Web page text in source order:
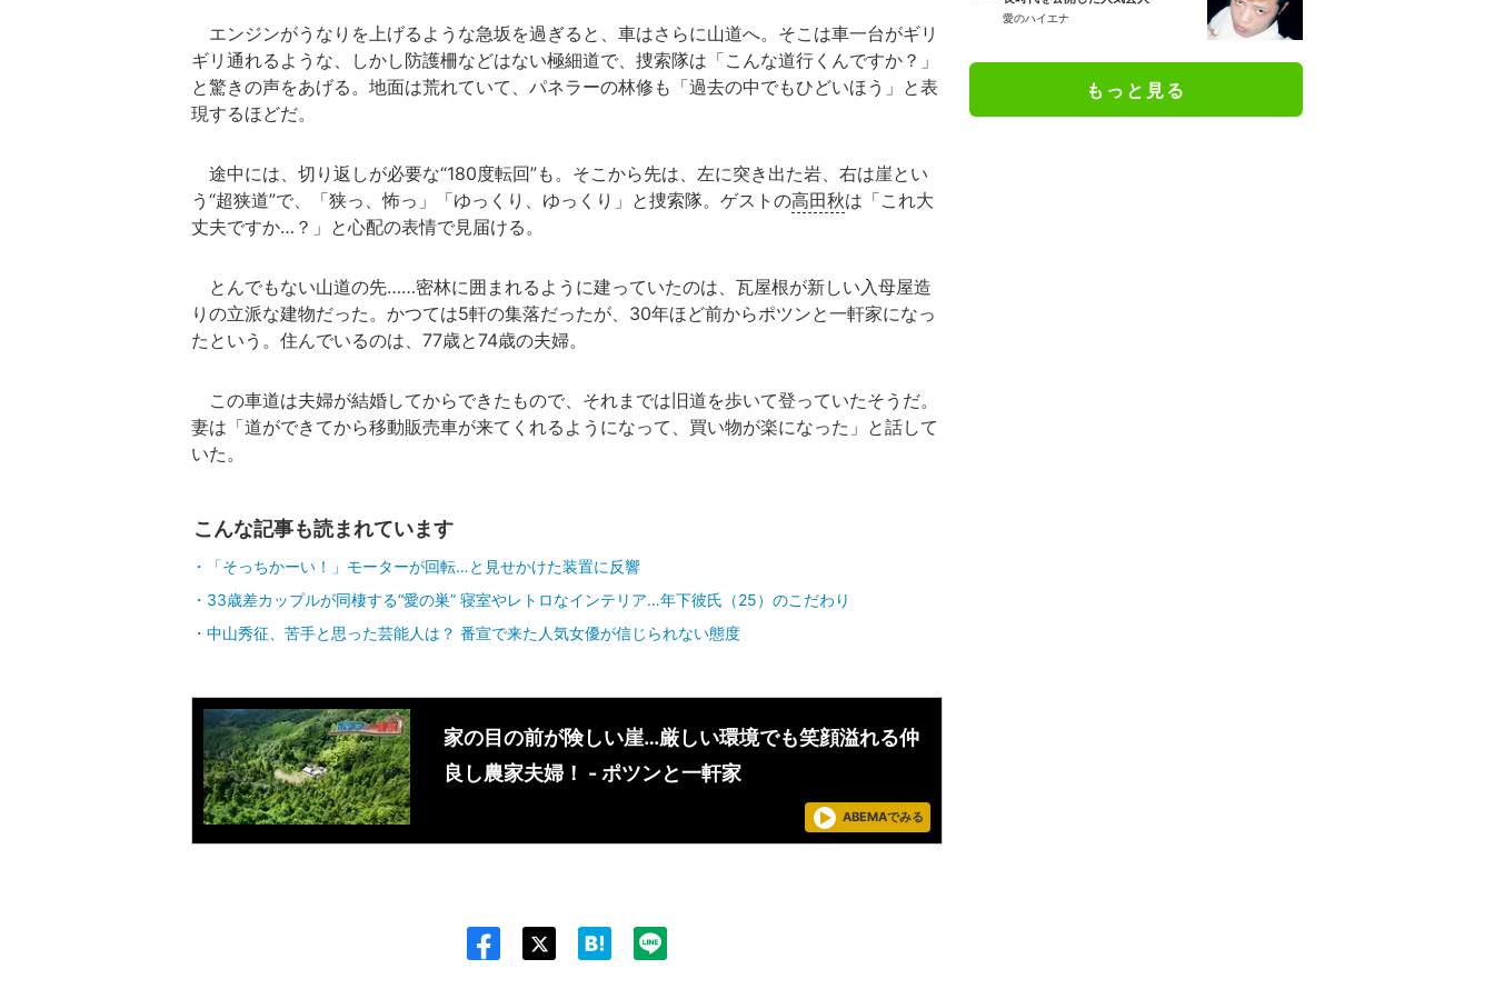
エンジンがうなりを上げるような急坂を過ぎると、車はさらに山道へ。そこは車一台がギリ
ギリ通れるような、しかし防護柵などはない極細道で、捜索隊は「こんな道行くんですか？」
と驚きの声をあげる。地面は荒れていて、パネラーの林修も「過去の中でもひどいほう」と表
現するほどだ。
途中には、切り返しが必要な“180度転回”も。そこから先は、左に突き出た岩、右は崖とい
う“超狭道”で、「狭っ、怖っ」「ゆっくり、ゆっくり」と捜索隊。ゲストの高田秋は「これ大
丈夫ですか…？」と心配の表情で見届ける。
とんでもない山道の先……密林に囲まれるように建っていたのは、瓦屋根が新しい入母屋造
りの立派な建物だった。かつては5軒の集落だったが、30年ほど前からポツンと一軒家になっ
たという。住んでいるのは、77歳と74歳の夫婦。
この車道は夫婦が結婚してからできたもので、それまでは旧道を歩いて登っていたそうだ。
妻は「道ができてから移動販売車が来てくれるようになって、買い物が楽になった」と話して
いた。
こんな記事も読まれています
「そっちかーい！」モーターが回転…と見せかけた装置に反響
33歳差カップルが同棲する“愛の巣” 寝室やレトロなインテリア…年下彼氏（25）のこだわり
中山秀征、苦手と思った芸能人は？ 番宣で来た人気女優が信じられない態度
家の目の前が険しい崖…厳しい環境でも笑顔溢れる仲
良し農家夫婦！ - ポツンと一軒家
ABEMAでみる
愛のハイエナ
もっと見る